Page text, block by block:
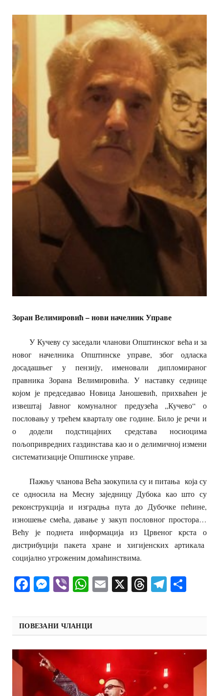
Зоран Велимировић–новиначелникУправе
У Кучеву су заседали чланови Општинског већа и за
новог начелника Општинске управе, због одласка
досадашњег у пензију, именовали дипломираног
правника Зорана Велимировића. У наставку седнице
којом је председавао Новица Јаношевић, прихваћен је
извештај Јавног комуналног предузећа „Кучево“ о
пословању у трећем кварталу ове године. Било је речи и
о додели подстицајних средстава носиоцима
пољопривредних газдинстава као и о делимичној измени
систематизације Општинске управе.
Пажњу чланова Већа заокупила су и питања која су
се односила на Месну заједницу Дубока као што су
реконструкција и изградња пута до Дубочке пећине,
изношење смећа, давање у закуп пословног простора…
Већу је поднета информација из Црвеног крста о
дистрибуцији пакета хране и хигијенских артикала
социјално угроженим домаћинствима.
Facebook
Messenger
ViberWhatsApp
Email
X Threads
ПОВЕЗАНИ ЧЛАНЦИ